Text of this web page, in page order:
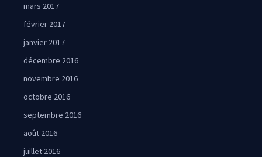
mars 2017
février 2017
janvier 2017
décembre 2016
novembre 2016
octobre 2016
septembre 2016
août 2016
juillet 2016